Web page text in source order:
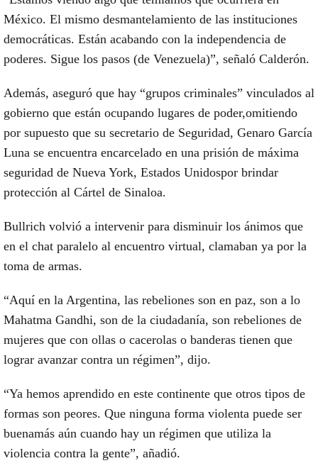
México. El mismo desmantelamiento de las instituciones
democráticas. Están acabando con la independencia de
poderes. Sigue los pasos (de Venezuela)”, señaló Calderón.
Además, aseguró que hay “grupos criminales” vinculados al
gobierno que están ocupando lugares de poder,omitiendo
por supuesto que su secretario de Seguridad, Genaro García
Luna se encuentra encarcelado en una prisión de máxima
seguridad de Nueva York, Estados Unidospor brindar
protección al Cártel de Sinaloa.
Bullrich volvió a intervenir para disminuir los ánimos que
en el chat paralelo al encuentro virtual, clamaban ya por la
toma de armas.
“Aquí en la Argentina, las rebeliones son en paz, son a lo
Mahatma Gandhi, son de la ciudadanía, son rebeliones de
mujeres que con ollas o cacerolas o banderas tienen que
lograr avanzar contra un régimen”, dijo.
“Ya hemos aprendido en este continente que otros tipos de
formas son peores. Que ninguna forma violenta puede ser
buenamás aún cuando hay un régimen que utiliza la
violencia contra la gente”, añadió.